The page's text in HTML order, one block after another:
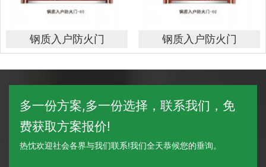
钢质入户防火门 钢质入户防火门
多一份方案,多一份选择，联系我们，免
费获取方案报价!
热忱欢迎社会各界与我们联系!我们全天恭候您的垂询。